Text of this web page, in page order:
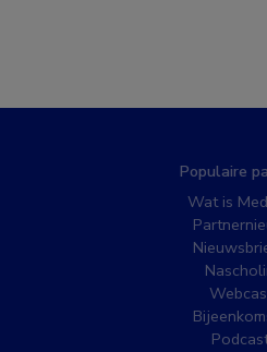
Populaire
Wat is